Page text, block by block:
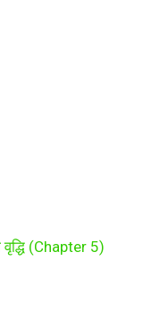
(Chapter 5)